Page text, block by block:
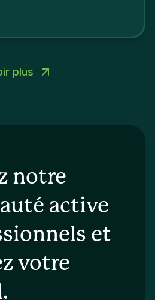
plus
notre
active
et
votre